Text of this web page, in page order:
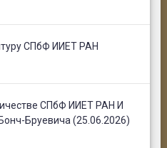
СПбФ ИИЕТ РАН
СПбФ ИИЕТ РАН И
Бруевича (25.06.2026)